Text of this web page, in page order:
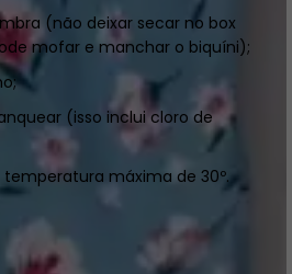
(não deixar secar no box
mofar e manchar o biquíni);
(isso inclui cloro de
temperatura máxima de 30º.